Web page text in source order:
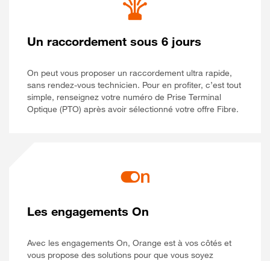
Un raccordement sous 6 jours
On peut vous proposer un raccordement ultra rapide,
sans rendez-vous technicien. Pour en profiter, c’est tout
simple, renseignez votre numéro de Prise Terminal
Optique (PTO) après avoir sélectionné votre offre Fibre.
Les engagements On
Avec les engagements On, Orange est à vos côtés et
vous propose des solutions pour que vous soyez